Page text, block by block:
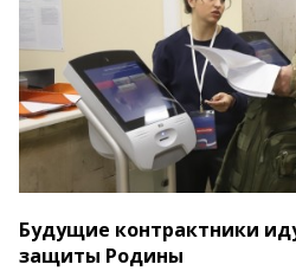
Будущие контрактники
защиты Родины